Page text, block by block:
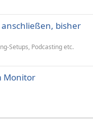
anschließen, bisher
Setups, Podcasting etc.
Monitor